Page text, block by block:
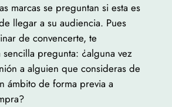
marcas se preguntan si esta es
llegar a su audiencia. Pues
de convencerte, te
sencilla pregunta: ¿alguna vez
a alguien que consideras de
ámbito de forma previa a